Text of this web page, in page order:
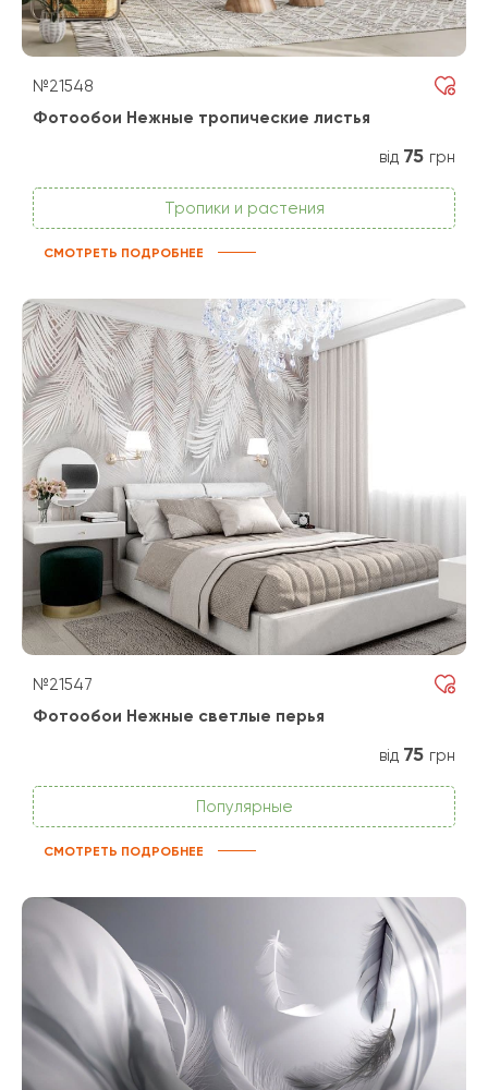
№21548
Фотообои Нежные тропические листья
від 75 грн
Тропики и растения
СМОТРЕТЬ ПОДРОБНЕЕ
№21547
Фотообои Нежные светлые перья
від 75 грн
Популярные
СМОТРЕТЬ ПОДРОБНЕЕ